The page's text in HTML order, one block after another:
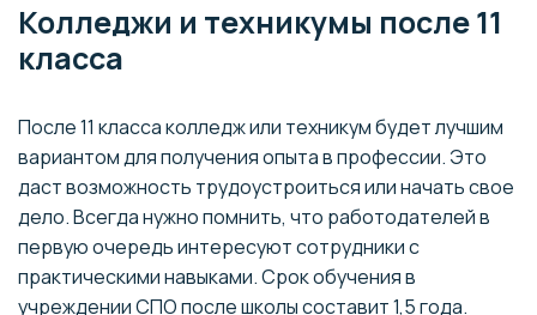
Колледжи и техникумы после 11
класса
После 11 класса колледж или техникум будет лучшим
вариантом для получения опыта в профессии. Это
даст возможность трудоустроиться или начать свое
дело. Всегда нужно помнить, что работодателей в
первую очередь интересуют сотрудники с
практическими навыками. Срок обучения в
учреждении СПО после школы составит 1,5 года.